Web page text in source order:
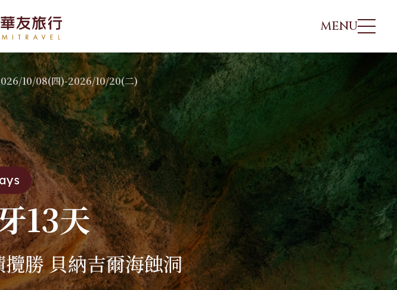
北歐
冰島
北歐．法羅 羅弗敦
北歐．挪威峽灣 冰島
非洲、中東
埃及
摩洛哥
突尼西亞
肯亞．坦尚尼亞
沙烏地阿拉伯
日本
北海道．札幌
東北．青森．奧入瀨溪
關東．東京．輕井澤
北陸．立山黑部．合掌
村
關西．大阪．京都
四國．山陰．山陽
九州．福岡．熊本
沖繩
MENU
羅米
東歐
克．斯．波
波蘭．波羅的海三
國
俄羅斯．西伯利亞
保加利亞．羅馬尼
亞
北歐
冰島
北歐．法羅 羅弗
敦
北歐．挪威峽灣
冰島
埃及
摩洛哥
突尼西亞
肯亞．坦尚尼亞
沙烏地阿拉伯
13天
勝 貝納吉爾海蝕洞
10/08(四)-2026/10/20(二)
10/20(二) 行程地圖 每日行程 參團須知 行程諮詢/報名